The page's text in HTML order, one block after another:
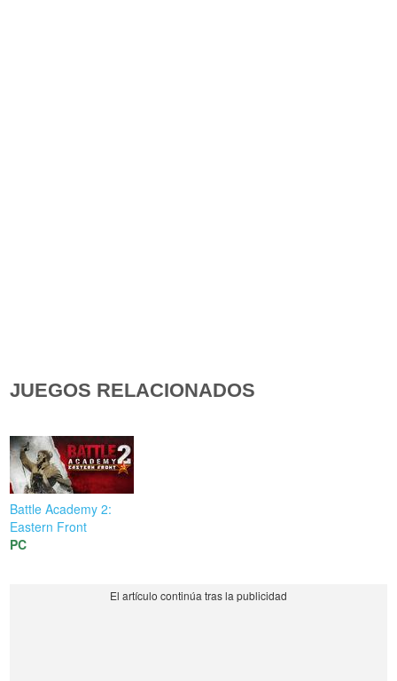
JUEGOS RELACIONADOS
Battle Academy 2:
Eastern Front
PC